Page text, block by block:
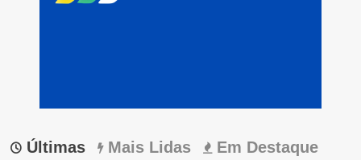
Últimas Mais Lidas Em Destaque